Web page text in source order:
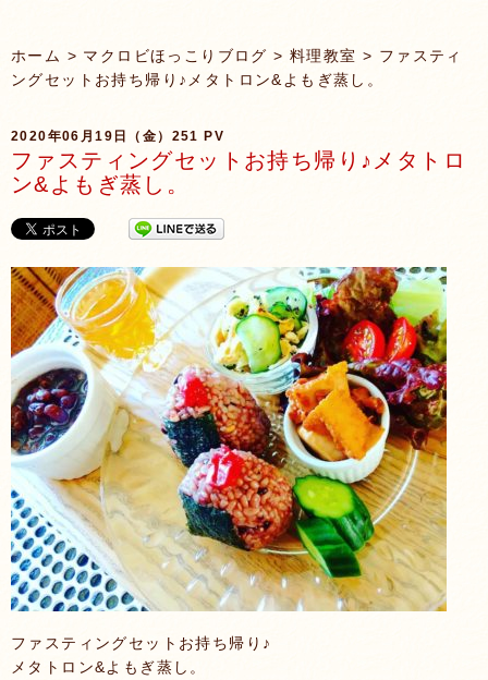
ホーム > マクロビほっこりブログ >料理教室 > ファスティ
ングセットお持ち帰り♪メタトロン&よもぎ蒸し。
2020年06月19日（金） 251 PV
ファスティングセットお持ち帰り♪メタトロ
ン&よもぎ蒸し。
ファスティングセットお持ち帰り♪
メタトロン&よもぎ蒸し。